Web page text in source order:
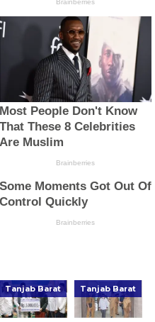
Tanjab Barat Tanjab Barat